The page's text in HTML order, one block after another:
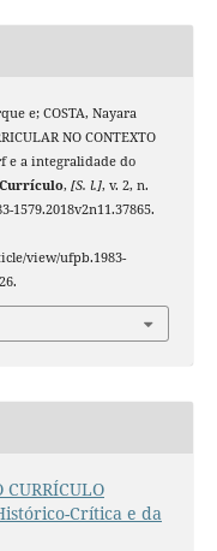
e; COSTA, Nayara
NO CONTEXTO
e a integralidade do
Currículo, [S. l.], v. 2, n.
1579.2018v2n11.37865.
view/ufpb.1983-
Crítica e da